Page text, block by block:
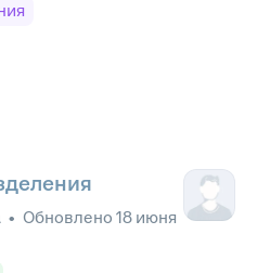
• Обновлено 18 июня